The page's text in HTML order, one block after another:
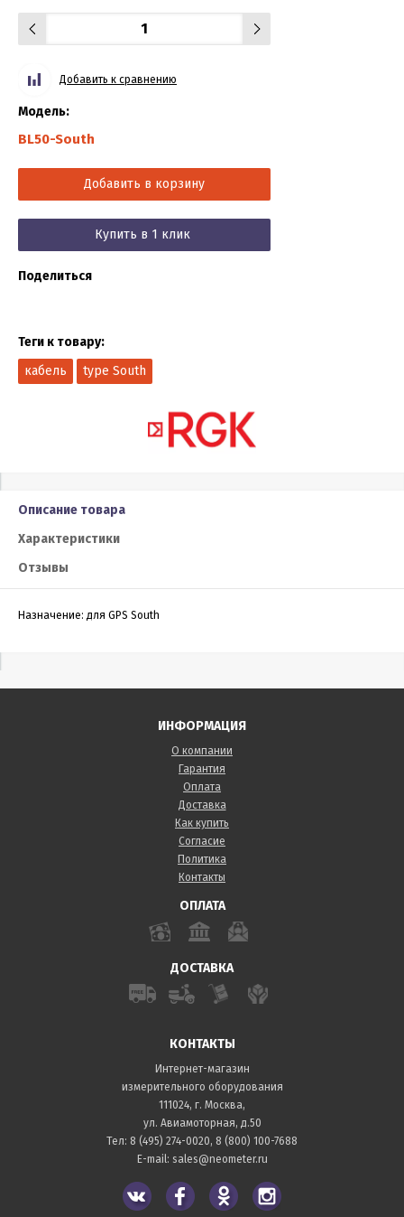
Добавить к сравнению
Модель:
BL50-South
Добавить в корзину
Купить в 1 клик
Поделиться
Теги к товару:
кабель
type South
Описание товара
Характеристики
Отзывы
Назначение: для GPS South
ИНФОРМАЦИЯ
О компании
Гарантия
Оплата
Доставка
Как купить
Согласие
Политика
Контакты
ОПЛАТА
ДОСТАВКА
КОНТАКТЫ
Интернет-магазин
измерительного оборудования
111024, г. Москва,
ул. Авиамоторная, д.50
Тел: 8 (495) 274-0020, 8 (800) 100-7688
E-mail: sales@neometer.ru